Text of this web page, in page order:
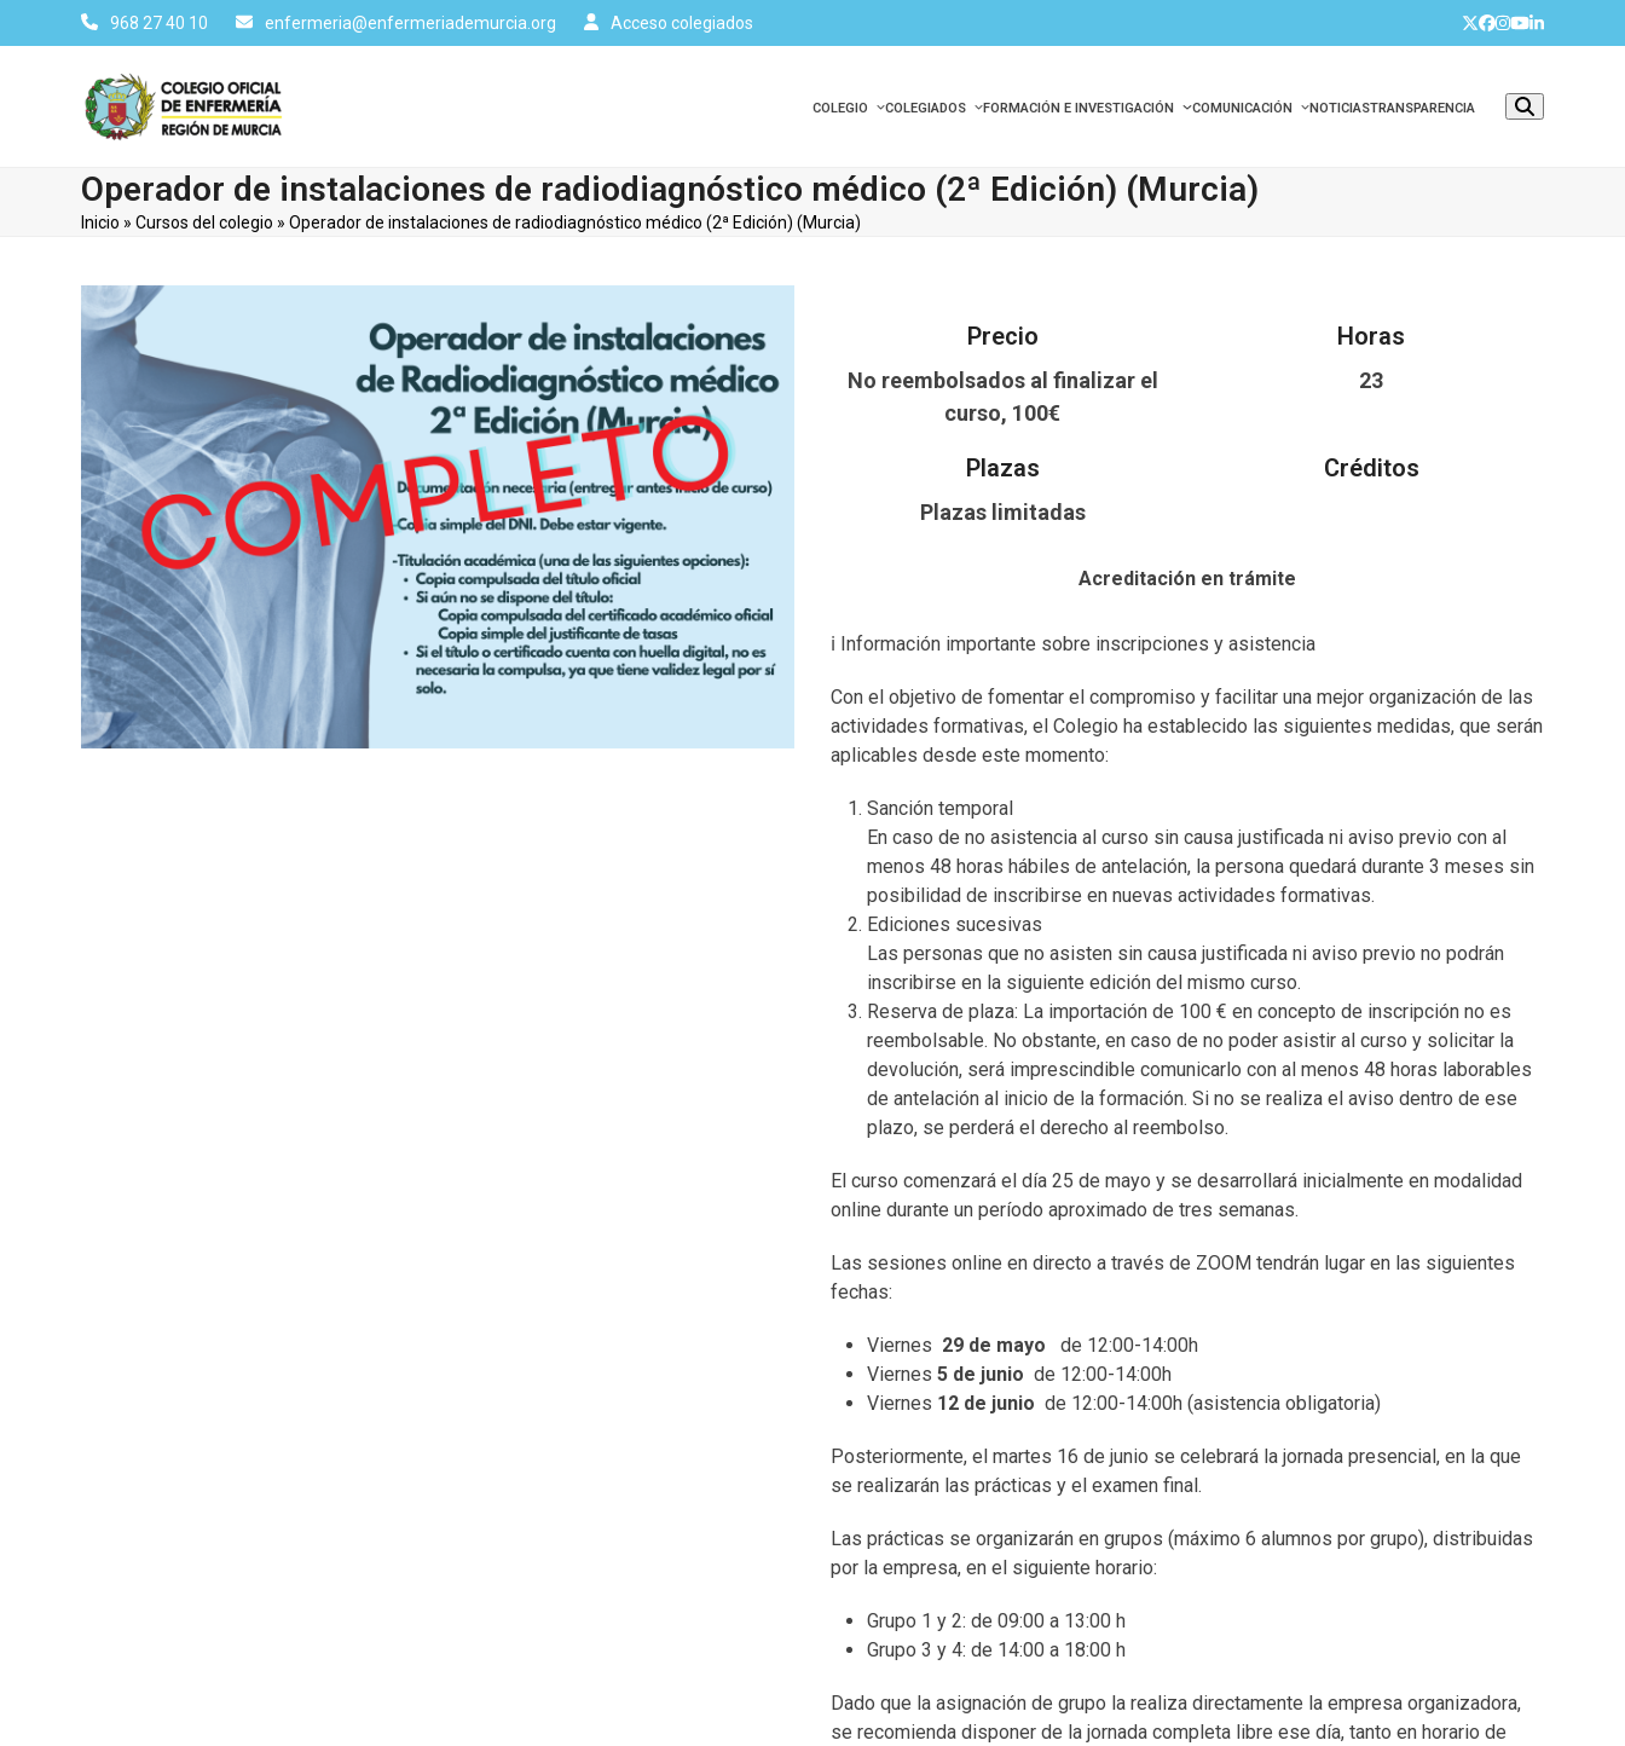
to
968 27 40 10 enfermeria@enfermeriademurcia.org Acceso colegiados Twitter
Facebook
Instagram
YouTube
LinkedIn
COLEGIO COLEGIADOS FORMACIÓN E INVESTIGACIÓN COMUNICACIÓN NOTICIASTRANSPARENCIA
Operador de instalaciones de radiodiagnóstico médico (2ª Edición) (Murcia)
Inicio »Cursos del colegio »Operador de instalaciones de radiodiagnóstico médico (2ª Edición) (Murcia)
Precio
No reembolsados al finalizar el
curso, 100€
Horas
23
Plazas
Plazas limitadas
Créditos
Acreditación en trámite
ℹ️ Información importante sobre inscripciones y asistencia
Con el objetivo de fomentar el compromiso y facilitar una mejor organización de las
actividades formativas, el Colegio ha establecido las siguientes medidas, que serán
aplicables desde este momento:
Sanción temporal
En caso de no asistencia al curso sin causa justificada ni aviso previo con al
menos 48 horas hábiles de antelación, la persona quedará durante 3 meses sin
posibilidad de inscribirse en nuevas actividades formativas.
Ediciones sucesivas
Las personas que no asisten sin causa justificada ni aviso previo no podrán
inscribirse en la siguiente edición del mismo curso.
Reserva de plaza: La importación de 100 € en concepto de inscripción no es
reembolsable. No obstante, en caso de no poder asistir al curso y solicitar la
devolución, será imprescindible comunicarlo con al menos 48 horas laborables
de antelación al inicio de la formación. Si no se realiza el aviso dentro de ese
plazo, se perderá el derecho al reembolso.
El curso comenzará el día 25 de mayo y se desarrollará inicialmente en modalidad
online durante un período aproximado de tres semanas.
Las sesiones online en directo a través de ZOOM tendrán lugar en las siguientes
fechas:
Viernes 29 de mayo de 12:00-14:00h
Viernes 5 de junio de 12:00-14:00h
Viernes 12 de junio de 12:00-14:00h (asistencia obligatoria)
Posteriormente, el martes 16 de junio se celebrará la jornada presencial, en la que
se realizarán las prácticas y el examen final.
Las prácticas se organizarán en grupos (máximo 6 alumnos por grupo), distribuidas
por la empresa, en el siguiente horario:
Grupo 1 y 2: de 09:00 a 13:00 h
Grupo 3 y 4: de 14:00 a 18:00 h
Dado que la asignación de grupo la realiza directamente la empresa organizadora,
se recomienda disponer de la jornada completa libre ese día, tanto en horario de